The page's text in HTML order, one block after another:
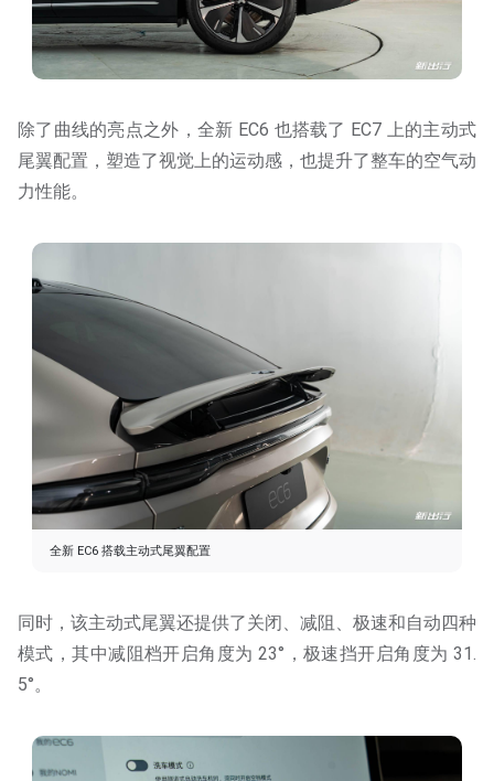
除了曲线的亮点之外，全新 EC6 也搭载了 EC7 上的主动式
尾翼配置，塑造了视觉上的运动感，也提升了整⻋的空⽓动
⼒性能。
全新 EC6 搭载主动式尾翼配置
同时，该主动式尾翼还提供了关闭、减阻、极速和⾃动四种
模式，其中减阻档开启角度为 23°，极速挡开启角度为 31.
5°。